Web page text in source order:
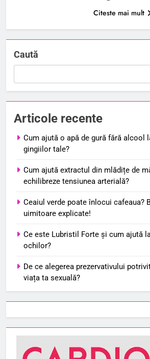
Citeste mai mult
Caută
Articole recente
Cum ajută o apă de gură fără alcool
gingiilor tale?
Cum ajută extractul din mlădițe de
echilibreze tensiunea arterială?
Ceaiul verde poate înlocui cafeaua?
uimitoare explicate!
Ce este Lubristil Forte și cum ajută
ochilor?
De ce alegerea prezervativului
viața ta sexuală?